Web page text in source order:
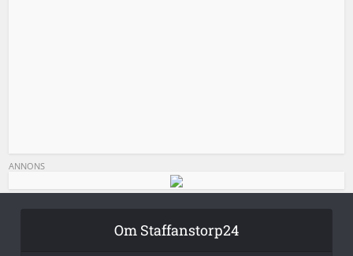
ANNONS
Om Staffanstorp24